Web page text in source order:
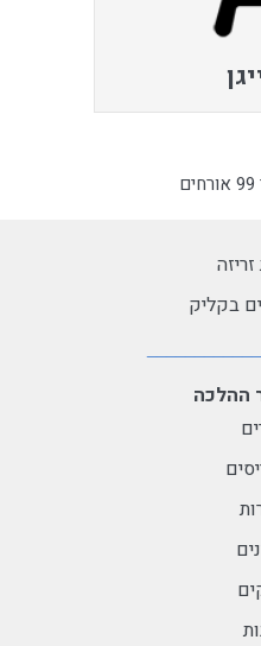
בקליק
ההלכה